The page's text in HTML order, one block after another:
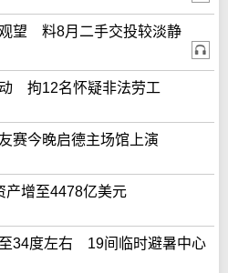
望 料8月二手交投较淡静
拘12名怀疑非法劳工
赛今晚启德主场馆上演
产增至4478亿美元
34度左右 19间临时避暑中心